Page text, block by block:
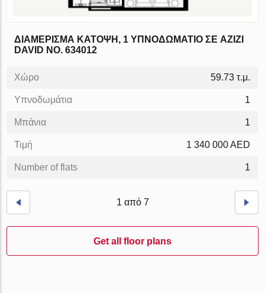
ΔΙΑΜΈΡΙΣΜΑ ΚΆΤΟΨΗ, 1 ΥΠΝΟΔΩΜΆΤΙΟ ΣΕ AZIZI
DAVID NO. 634012
Χώρο 59.73 τ.μ.
Υπνοδωμάτια 1
Μπάνια 1
Τιμή 1 340 000 AED
Number of flats 1
Get all floor plans
1 από 7